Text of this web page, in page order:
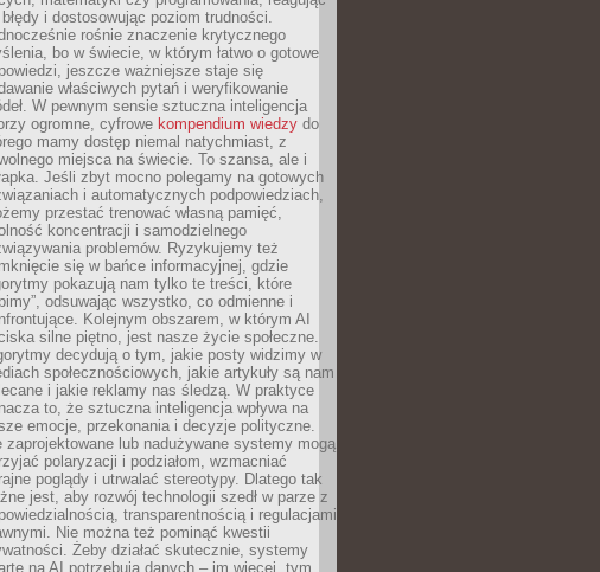
błędy i dostosowując poziom trudności.
rośnie znaczenie krytycznego
bo w świecie, w którym łatwo o gotowe
jeszcze ważniejsze staje się
właściwych pytań i weryfikowanie
W pewnym sensie sztuczna inteligencja
ogromne, cyfrowe kompendium wiedzy do
mamy dostęp niemal natychmiast, z
miejsca na świecie. To szansa, ale i
Jeśli zbyt mocno polegamy na gotowych
i automatycznych podpowiedziach,
przestać trenować własną pamięć,
koncentracji i samodzielnego
problemów. Ryzykujemy też
się w bańce informacyjnej, gdzie
pokazują nam tylko te treści, które
odsuwając wszystko, co odmienne i
Kolejnym obszarem, w którym AI
silne piętno, jest nasze życie społeczne.
decydują o tym, jakie posty widzimy w
społecznościowych, jakie artykuły są nam
i jakie reklamy nas śledzą. W praktyce
to, że sztuczna inteligencja wpływa na
emocje, przekonania i decyzje polityczne.
zaprojektowane lub nadużywane systemy mogą
polaryzacji i podziałom, wzmacniać
poglądy i utrwalać stereotypy. Dlatego tak
jest, aby rozwój technologii szedł w parze z
transparentnością i regulacjami
Nie można też pominąć kwestii
Żeby działać skutecznie, systemy
na AI potrzebują danych – im więcej, tym